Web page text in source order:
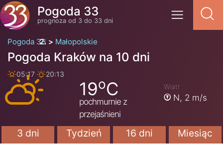
Pogoda 33
prognoza od 3 do 33 dni
Pogoda 33 Małopolskie
Pogoda Kraków na 10 dni
05:17 20:13
19oC
pochmurnie z
przejaśnieni
Wiatr
N, 2 m/s
3 dni Tydzień 16 dni Miesiąc